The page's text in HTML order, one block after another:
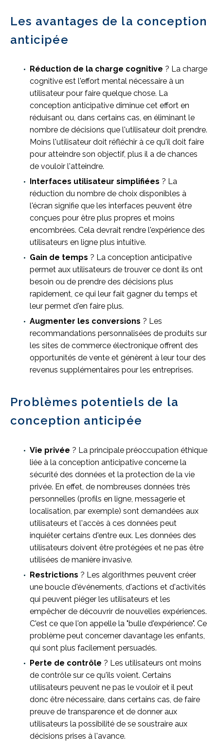
Les avantages de la conception
anticipée
Réduction de la charge cognitive ? La charge
cognitive est l'effort mental nécessaire à un
utilisateur pour faire quelque chose. La
conception anticipative diminue cet effort en
réduisant ou, dans certains cas, en éliminant le
nombre de décisions que l'utilisateur doit prendre.
Moins l'utilisateur doit réfléchir à ce qu'il doit faire
pour atteindre son objectif, plus il a de chances
de vouloir l'atteindre.
Interfaces utilisateur simplifiées ? La
réduction du nombre de choix disponibles à
l'écran signifie que les interfaces peuvent être
conçues pour être plus propres et moins
encombrées. Cela devrait rendre l'expérience des
utilisateurs en ligne plus intuitive.
Gain de temps ? La conception anticipative
permet aux utilisateurs de trouver ce dont ils ont
besoin ou de prendre des décisions plus
rapidement, ce qui leur fait gagner du temps et
leur permet d'en faire plus.
Augmenter les conversions ? Les
recommandations personnalisées de produits sur
les sites de commerce électronique offrent des
opportunités de vente et génèrent à leur tour des
revenus supplémentaires pour les entreprises.
Problèmes potentiels de la
conception anticipée
Vie privée ? La principale préoccupation éthique
liée à la conception anticipative concerne la
sécurité des données et la protection de la vie
privée. En effet, de nombreuses données très
personnelles (profils en ligne, messagerie et
localisation, par exemple) sont demandées aux
utilisateurs et l'accès à ces données peut
inquiéter certains d'entre eux. Les données des
utilisateurs doivent être protégées et ne pas être
utilisées de manière invasive.
Restrictions ? Les algorithmes peuvent créer
une boucle d'événements, d'actions et d'activités
qui peuvent piéger les utilisateurs et les
empêcher de découvrir de nouvelles expériences.
C'est ce que l'on appelle la "bulle d'expérience". Ce
problème peut concerner davantage les enfants,
qui sont plus facilement persuadés.
Perte de contrôle ? Les utilisateurs ont moins
de contrôle sur ce qu'ils voient. Certains
utilisateurs peuvent ne pas le vouloir et il peut
donc être nécessaire, dans certains cas, de faire
preuve de transparence et de donner aux
utilisateurs la possibilité de se soustraire aux
décisions prises à l'avance.